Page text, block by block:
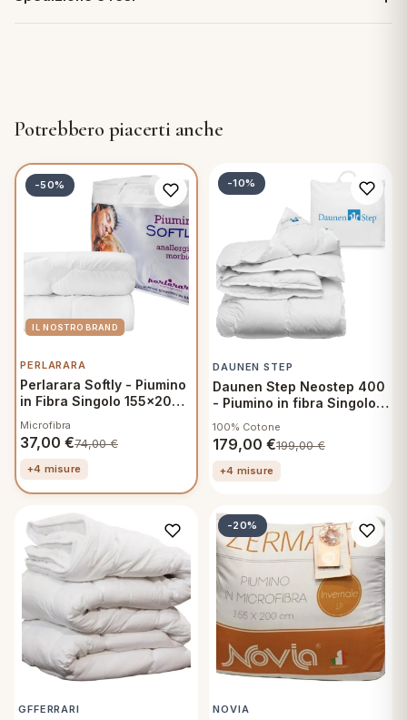
Potrebbero piacerti anche
-50%
PERLARARA
Perlarara Softly - Piumino
in Fibra Singolo 155x200
Microfibra
37,00 €74,00€
+4 misure
-10%
DAUNEN STEP
Daunen Step Neostep 400
- Piumino in fibra Singolo
Winter
100% Cotone
179,00 €199,00€
+4 misure
GFFERRARI
-20%
NOVIA